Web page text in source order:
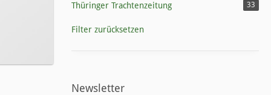
Thüringer Trachtenzeitung 33
Filter zurücksetzen
Newsletter